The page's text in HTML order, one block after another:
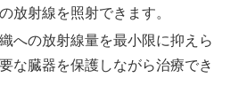
放射線を照射できます。
への放射線量を最小限に抑えら
な臓器を保護しながら治療でき